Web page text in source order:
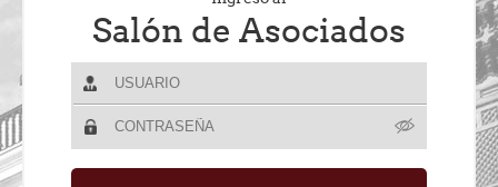
Salón de Asociados